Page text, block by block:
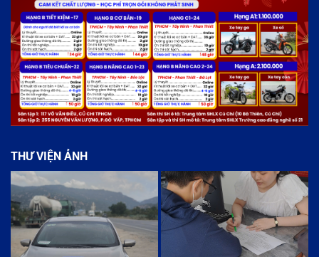
THƯ VIỆN ẢNH